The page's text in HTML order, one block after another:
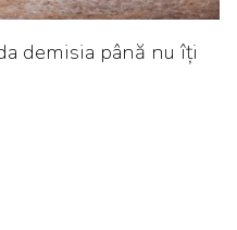
demisia până nu îți